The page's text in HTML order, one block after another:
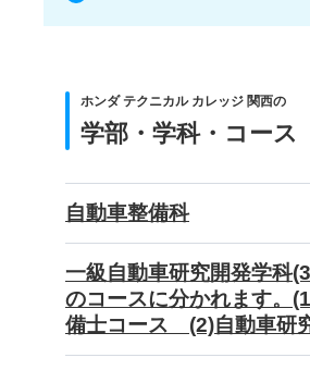
ホンダ テクニカル カレッジ 関西の
学部・学科・コース
自動車整備科
一級自動車研究開発学科
のコースに分かれます。
備士コース (2)自動車研